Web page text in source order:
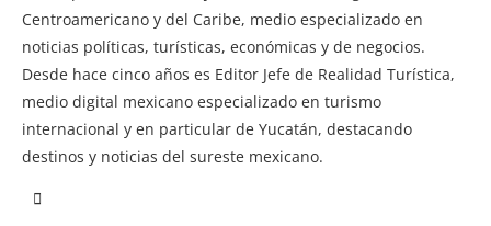
Centroamericano y del Caribe, medio especializado en
noticias políticas, turísticas, económicas y de negocios.
Desde hace cinco años es Editor Jefe de Realidad Turística,
medio digital mexicano especializado en turismo
internacional y en particular de Yucatán, destacando
destinos y noticias del sureste mexicano.